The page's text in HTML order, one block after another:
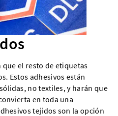
que el resto de etiquetas
Estos adhesivos están
no textiles, y harán que
en toda una
tejidos son la opción